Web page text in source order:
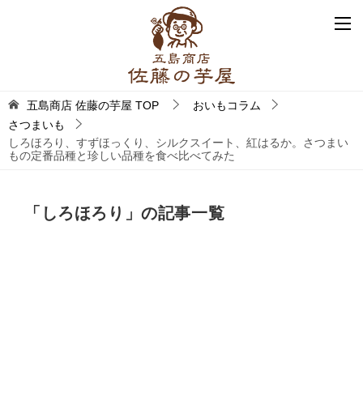
五島商店 佐藤の芋屋 TOP
おいもコラム
さつまいも
しろほろり、すずほっくり、シルクスイート、紅はるか。さつまい
もの定番品種と珍しい品種を食べ比べてみた
「しろほろり」の記事一覧